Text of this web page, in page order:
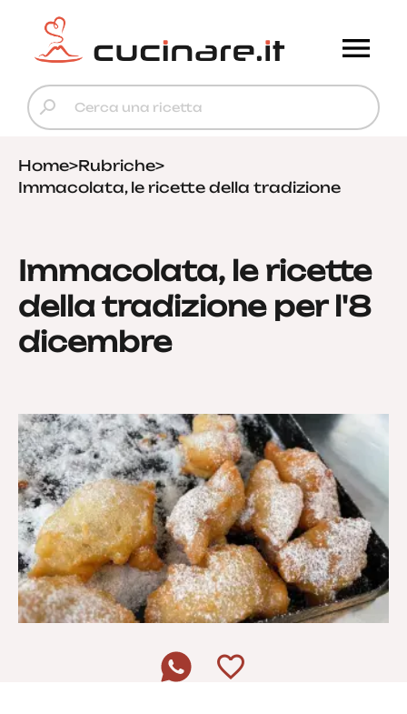
Home>Rubriche>
Immacolata, le ricette della tradizione
Immacolata, le ricette
della tradizione per l'8
dicembre